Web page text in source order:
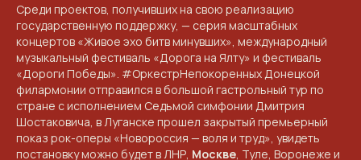
Среди проектов, получивших на свою реализацию
государственную поддержку, — серия масштабных
концертов «Живое эхо битв минувших», международный
музыкальный фестиваль «Дорога на Ялту» и фестиваль
«Дороги Победы». #ОркестрНепокоренных Донецкой
филармонии отправился в большой гастрольный тур по
стране с исполнением Седьмой симфонии Дмитрия
Шостаковича, в Луганске прошел закрытый премьерный
показ рок-оперы «Новороссия — воля и труд», увидеть
постановку можно будет в ЛНР, Москве, Туле, Воронеже и